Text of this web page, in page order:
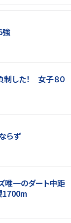
強
制した！ 女子８０
らず
唯一のダート中距
1700m